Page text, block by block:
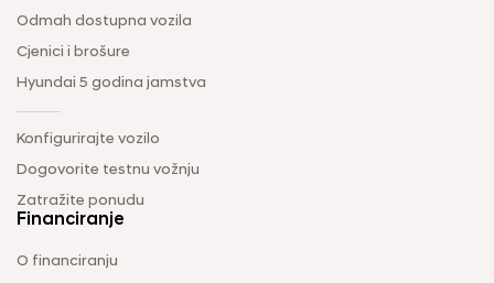
Odmah dostupna vozila
Cjenici i brošure
Hyundai 5 godina jamstva
Konfigurirajte vozilo
Dogovorite testnu vožnju
Zatražite ponudu
Financiranje
O financiranju